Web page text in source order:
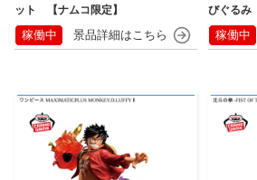
ット 【ナムコ限定】
稼働中
びぐるみ
稼働中